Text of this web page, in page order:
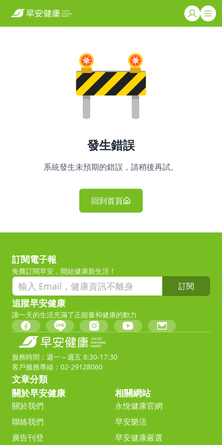
發生錯誤
系統發生未預期的錯誤，請稍後再試。
回到首頁
訂閱電子報
免費訂閱早安，開始健康新生活！
訂閱
追蹤早安健康
讓一天的生活充滿了正能量和健康的動力
服務時間：週一～週五 8:30-17:30
客戶服務專線：02-29128060
文章分類
關於早安健康
關於我們
聯絡我們
廣告刊登
相關網站
永悅健康官網
早安樂活
早安健康嚴選